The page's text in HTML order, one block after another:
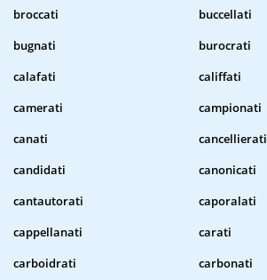
broccati
buccellati
bugnati
burocrati
calafati
califfati
camerati
campionati
canati
cancellierati
candidati
canonicati
cantautorati
caporalati
cappellanati
carati
carboidrati
carbonati